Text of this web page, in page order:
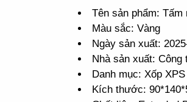
Tên sản phẩm:
Màu sắc: Vàng
Ngày sản xuất:
Nhà sản xuất: Công
Danh mục: Xốp XPS
Kích thước: